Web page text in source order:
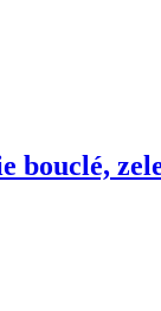
bouclé,